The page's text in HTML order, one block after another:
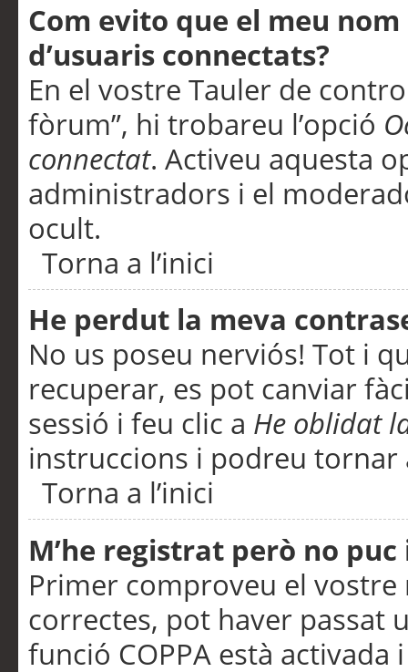
Com evito que el meu
d’usuaris connectats?
En el vostre Tauler de
fòrum”, hi trobareu l’opció
connectat. Activeu aquesta
administradors i el
ocult.
Torna a l’inici
He perdut la meva
No us poseu nerviós! Tot i
recuperar, es pot canviar
sessió i feu clic a He oblidat
instruccions i podreu tornar
Torna a l’inici
M’he registrat però no
Primer comproveu el vostre
correctes, pot haver passat
funció COPPA està